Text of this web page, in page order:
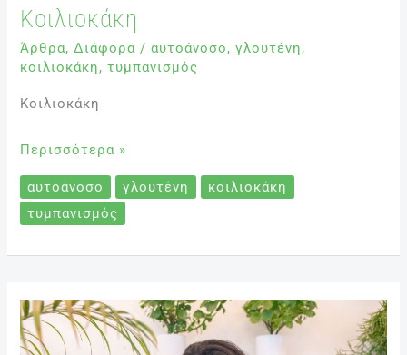
Κοιλιοκάκη
Άρθρα,Διάφορα /αυτοάνοσο,γλουτένη,
κοιλιοκάκη,τυμπανισμός
Κοιλιοκάκη
Περισσότερα »
αυτοάνοσο γλουτένη
κοιλιοκάκη
τυμπανισμός
Χορτοφαγία